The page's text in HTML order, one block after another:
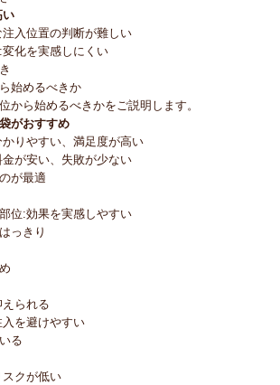
い
入位置の判断が難しい
化を実感しにくい
始めるべきか
から始めるべきかをご説明します。
がおすすめ
りやすい、満足度が高い
が安い、失敗が少ない
が最適
位:効果を実感しやすい
っきり
られる
を避けやすい
る
クが低い